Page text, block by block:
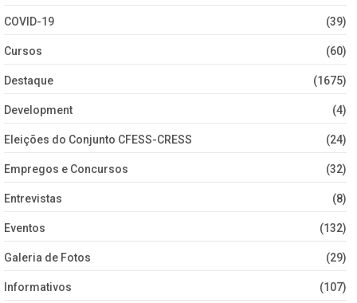
COVID-19 (39)
Cursos (60)
Destaque (1675)
Development (4)
Eleições do Conjunto CFESS-CRESS (24)
Empregos e Concursos (32)
Entrevistas (8)
Eventos (132)
Galeria de Fotos (29)
Informativos (107)